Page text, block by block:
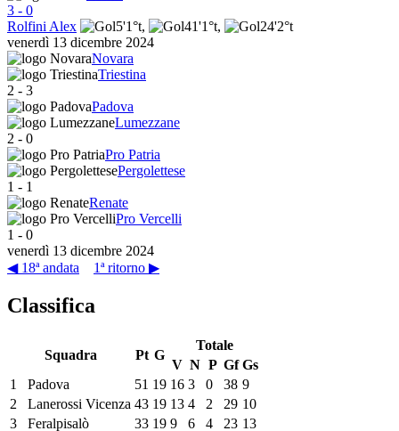
3 - 0
Rolfini Alex
5'1°t, 41'1°t, 24'2°t
venerdì 13 dicembre 2024
Novara
Triestina
2 - 3
Padova
Lumezzane
2 - 0
Pro Patria
Pergolettese
1 - 1
Renate
Pro Vercelli
1 - 0
venerdì 13 dicembre 2024
◀ 18ª andata
1ª ritorno ▶
Classifica
Squadra Pt G
Totale
V N P Gf Gs
1
Padova 51 19 16 3 0 38 9
2
Lanerossi Vicenza 43 19 13 4 2 29 10
3
Feralpisalò 33 19 9 6 4 23 13